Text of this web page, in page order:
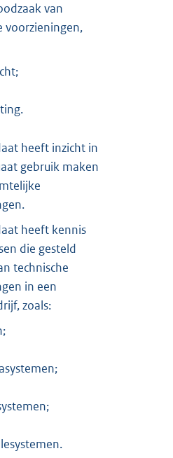
van
voorzieningen,
heeft inzicht in
gebruik maken
heeft kennis
die gesteld
technische
in een
zoals: